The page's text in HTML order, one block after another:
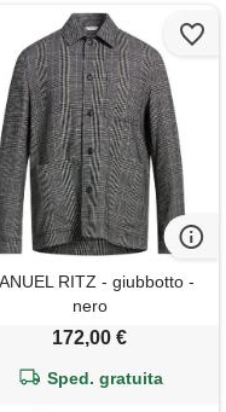
RITZ - giubbotto -
nero
172,00 €
Sped. gratuita